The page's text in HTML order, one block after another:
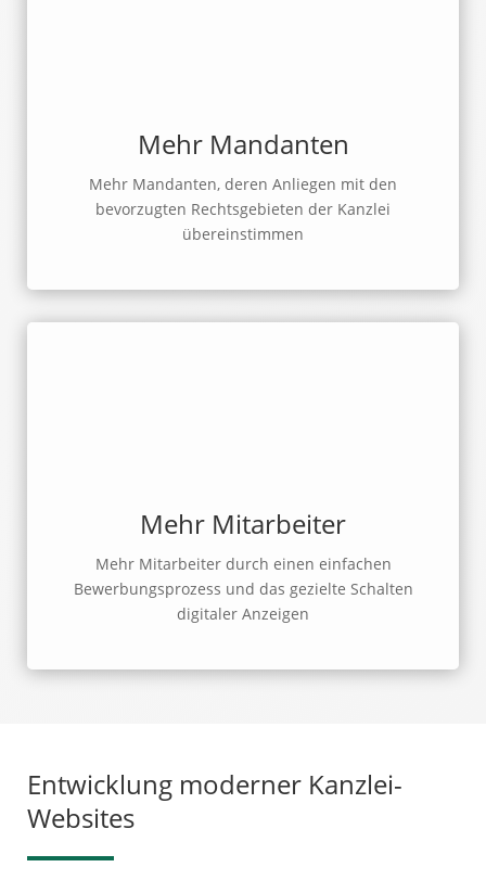
Mehr Mandanten
Mehr Mandanten, deren Anliegen mit den
bevorzugten Rechtsgebieten der Kanzlei
übereinstimmen
Mehr Mitarbeiter
Mehr Mitarbeiter durch einen einfachen
Bewerbungsprozess und das gezielte Schalten
digitaler Anzeigen
Entwicklung moderner Kanzlei-
Websites